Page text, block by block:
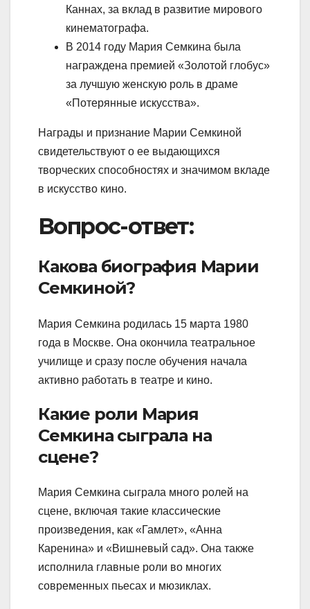
Каннах, за вклад в развитие мирового
кинематографа.
В 2014 году Мария Семкина была
награждена премией «Золотой глобус»
за лучшую женскую роль в драме
«Потерянные искусства».
Награды и признание Марии Семкиной
свидетельствуют о ее выдающихся
творческих способностях и значимом вкладе
в искусство кино.
Вопрос-ответ:
Какова биография Марии
Семкиной?
Мария Семкина родилась 15 марта 1980
года в Москве. Она окончила театральное
училище и сразу после обучения начала
активно работать в театре и кино.
Какие роли Мария
Семкина сыграла на
сцене?
Мария Семкина сыграла много ролей на
сцене, включая такие классические
произведения, как «Гамлет», «Анна
Каренина» и «Вишневый сад». Она также
исполнила главные роли во многих
современных пьесах и мюзиклах.